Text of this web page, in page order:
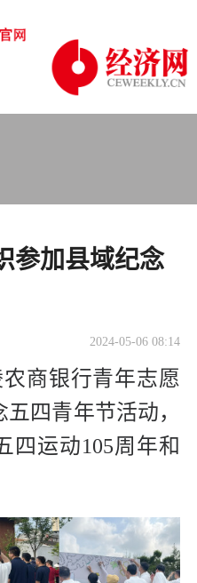
参加县域纪念
2024-05-06 08:14
商银行青年志愿
四青年节活动，
四运动105周年和